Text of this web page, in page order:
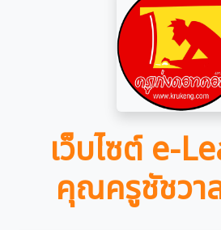
เว็บไซต์ e-
คุณครูชัชวา